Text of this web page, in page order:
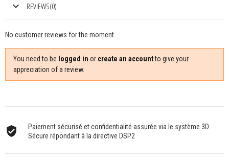
REVIEWS(0)
No customer reviews for the moment.
You need to be logged in or create an accountto give your
appreciation of a review.
Paiement sécurisé et confidentialité assurée via le système 3D
Sécure répondant à la directive DSP2